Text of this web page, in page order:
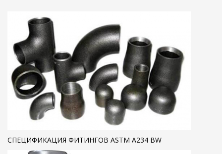
СПЕЦИФИКАЦИЯ ФИТИНГОВ ASTM A234 BW